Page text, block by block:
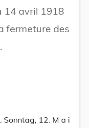
14 avril 1918
fermeture des
Sonntag, 12. M a i